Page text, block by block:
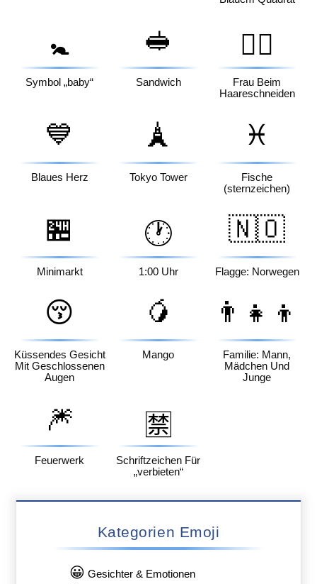
🚼
Symbol „baby“
🥪
Sandwich
💇‍♀️
Frau Beim
Haareschneiden
💙
Blaues Herz
🗼
Tokyo Tower
♓
Fische
(sternzeichen)
🏪
Minimarkt
🕐
1:00 Uhr
🇳🇴
Flagge: Norwegen
😚
Küssendes Gesicht
Mit Geschlossenen
Augen
🥭
Mango
👨‍👧‍👦
Familie: Mann,
Mädchen Und
Junge
🎆
Feuerwerk
🈲
Schriftzeichen Für
„verbieten“
Kategorien Emoji
😀 Gesichter & Emotionen